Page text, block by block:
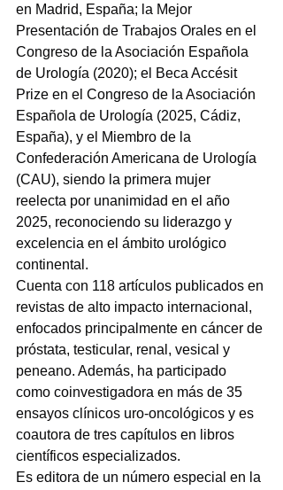
en Madrid, España; la Mejor
Presentación de Trabajos Orales en el
Congreso de la Asociación Española
de Urología (2020); el Beca Accésit
Prize en el Congreso de la Asociación
Española de Urología (2025, Cádiz,
España), y el Miembro de la
Confederación Americana de Urología
(CAU), siendo la primera mujer
reelecta por unanimidad en el año
2025, reconociendo su liderazgo y
excelencia en el ámbito urológico
continental.
Cuenta con 118 artículos publicados en
revistas de alto impacto internacional,
enfocados principalmente en cáncer de
próstata, testicular, renal, vesical y
peneano. Además, ha participado
como coinvestigadora en más de 35
ensayos clínicos uro-oncológicos y es
coautora de tres capítulos en libros
científicos especializados.
Es editora de un número especial en la